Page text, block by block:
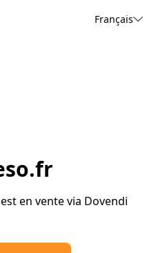
Français
en vente via Dovendi